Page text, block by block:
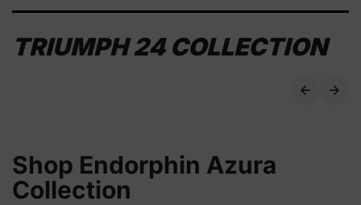
TRIUMPH 24 COLLECTION
Shop Endorphin Azura
Collection